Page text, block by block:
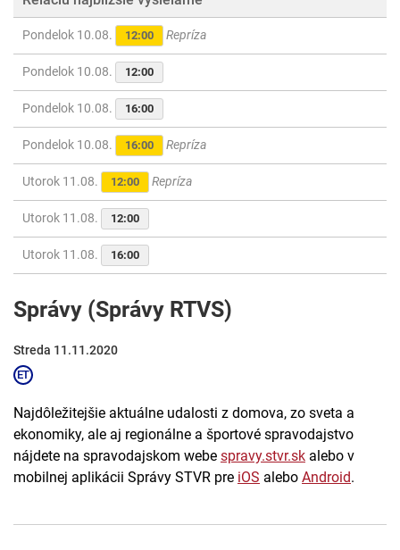
Pondelok 10.08. 12:00 Repríza
Pondelok 10.08. 12:00
Pondelok 10.08. 16:00
Pondelok 10.08. 16:00 Repríza
Utorok 11.08. 12:00 Repríza
Utorok 11.08. 12:00
Utorok 11.08. 16:00
Správy (Správy RTVS)
Streda 11.11.2020
Najdôležitejšie aktuálne udalosti z domova, zo sveta a
ekonomiky, ale aj regionálne a športové spravodajstvo
nájdete na spravodajskom webe spravy.stvr.sk alebo v
mobilnej aplikácii Správy STVR pre iOS alebo Android.